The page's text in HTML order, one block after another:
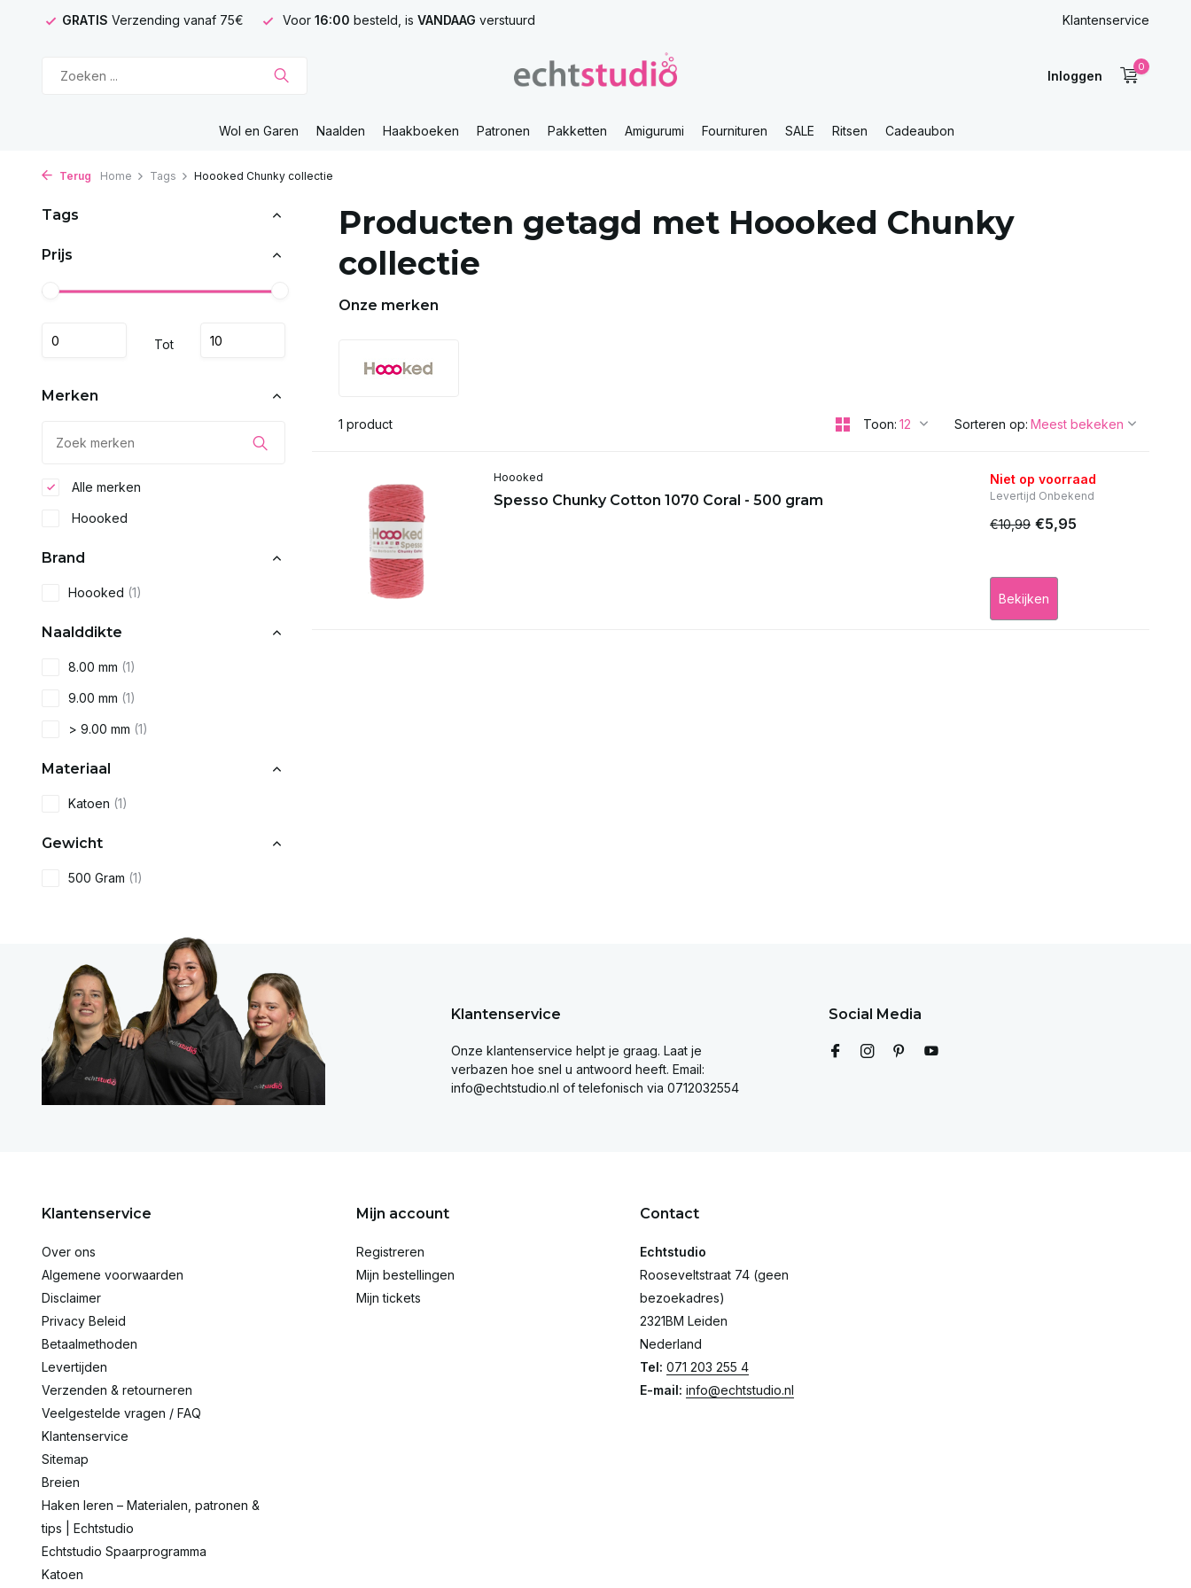
GRATIS Verzending vanaf 75€ Voor 16:00 besteld, is VANDAAG verstuurd Klantenservice
Inloggen
0
Wol en Garen Naalden Haakboeken Patronen Pakketten Amigurumi Fournituren SALE Ritsen Cadeaubon
Terug Home Tags Hoooked Chunky collectie
Tags
Prijs
Tot
Merken
Alle merken
Hoooked
Brand
Hoooked (1)
Naalddikte
8.00 mm (1)
9.00 mm (1)
> 9.00 mm (1)
Materiaal
Katoen (1)
Gewicht
500 Gram (1)
Producten getagd met Hoooked Chunky
collectie
Onze merken
1 product Toon: Sorteren op:
Hoooked
Spesso Chunky Cotton 1070 Coral - 500 gram
Niet op voorraad
Levertijd Onbekend
€10,99 €5,95
Bekijken
Klantenservice
Onze klantenservice helpt je graag. Laat je
verbazen hoe snel u antwoord heeft. Email:
info@echtstudio.nl of telefonisch via 0712032554
Social Media
Klantenservice
Over ons
Algemene voorwaarden
Disclaimer
Privacy Beleid
Betaalmethoden
Levertijden
Verzenden & retourneren
Veelgestelde vragen / FAQ
Klantenservice
Sitemap
Breien
Haken leren – Materialen, patronen &
tips | Echtstudio
Echtstudio Spaarprogramma
Katoen
Mijn account
Registreren
Mijn bestellingen
Mijn tickets
Contact
Echtstudio
Rooseveltstraat 74 (geen
bezoekadres)
2321BM Leiden
Nederland
Tel: 071 203 255 4
E-mail: info@echtstudio.nl